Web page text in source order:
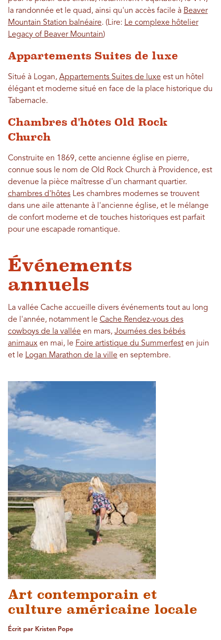
la randonnée et le quad, ainsi qu'un accès facile à Beaver
Mountain Station balnéaire. (Lire: Le complexe hôtelier
Legacy of Beaver Mountain)
Appartements Suites de luxe
Situé à Logan, Appartements Suites de luxe est un hôtel
élégant et moderne situé en face de la place historique du
Tabernacle.
Chambres d'hôtes Old Rock
Church
Construite en 1869, cette ancienne église en pierre,
connue sous le nom de Old Rock Church à Providence, est
devenue la pièce maîtresse d'un charmant quartier.
chambres d'hôtes Les chambres modernes se trouvent
dans une aile attenante à l'ancienne église, et le mélange
de confort moderne et de touches historiques est parfait
pour une escapade romantique.
Événements
annuels
La vallée Cache accueille divers événements tout au long
de l'année, notamment le Cache Rendez-vous des
cowboys de la vallée en mars, Journées des bébés
animaux en mai, le Foire artistique du Summerfest en juin
et le Logan Marathon de la ville en septembre.
Art contemporain et
culture américaine locale
Écrit par Kristen Pope